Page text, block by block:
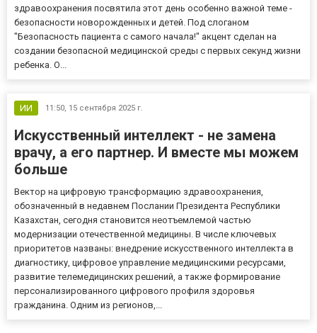
здравоохранения посвятила этот день особенно важной теме -
безопасности новорожденных и детей. Под слоганом
"Безопасность пациента с самого начала!" акцент сделан на
создании безопасной медицинской среды с первых секунд жизни
ребенка. О...
ИИ 11:50, 15 сентября 2025 г.
Искусственный интеллект - не замена
врачу, а его партнер. И вместе мы можем
больше
Вектор на цифровую трансформацию здравоохранения,
обозначенный в недавнем Послании Президента Республики
Казахстан, сегодня становится неотъемлемой частью
модернизации отечественной медицины. В числе ключевых
приоритетов названы: внедрение искусственного интеллекта в
диагностику, цифровое управление медицинскими ресурсами,
развитие телемедицинских решений, а также формирование
персонализированного цифрового профиля здоровья
гражданина. Одним из регионов,...